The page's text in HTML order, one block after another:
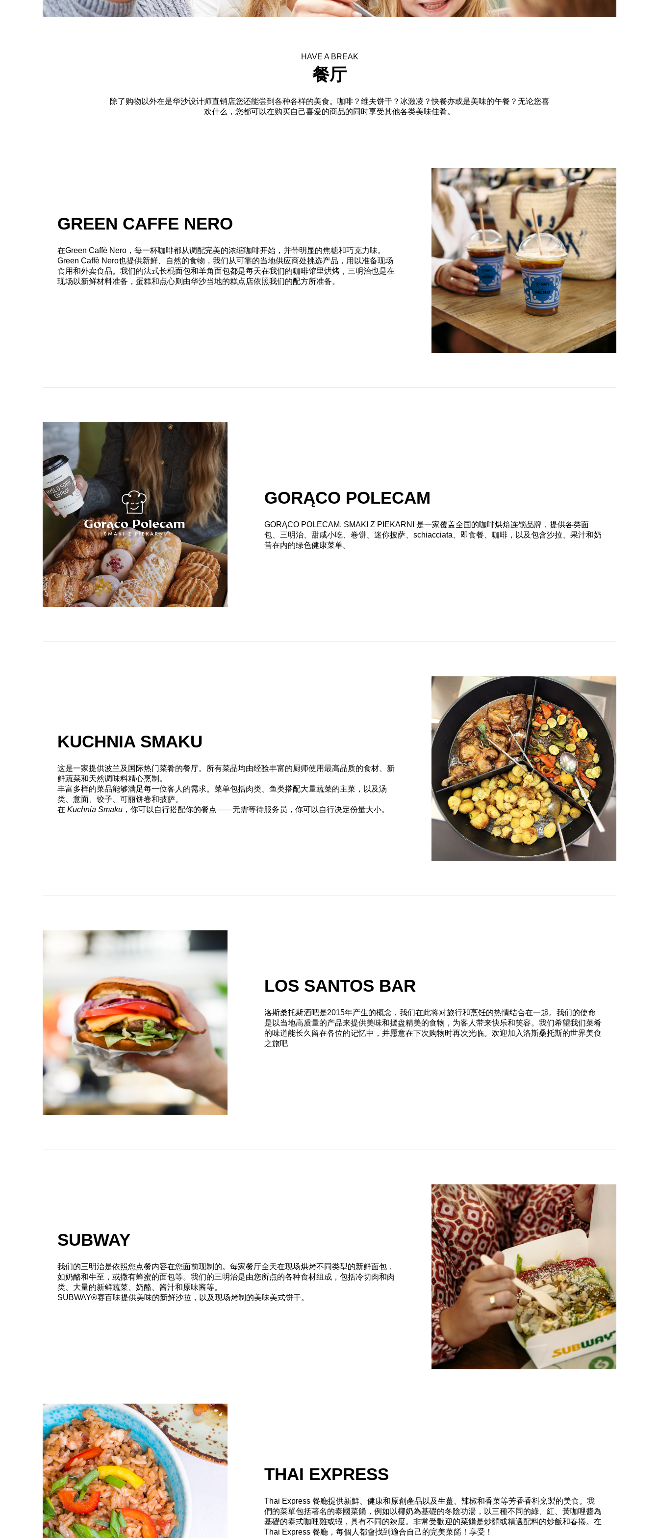
HAVE A BREAK
餐厅
除了购物以外在是华沙设计师直销店您还能尝到各种各样的美食。咖啡？维夫饼干？冰激凌？快餐亦或是美味的午餐？无论您喜
欢什么，您都可以在购买自己喜爱的商品的同时享受其他各类美味佳肴。
GREEN CAFFE NERO
在Green Caffè Nero，每一杯咖啡都从调配完美的浓缩咖啡开始，并带明显的焦糖和巧克力味。
Green Caffè Nero也提供新鲜、自然的食物，我们从可靠的当地供应商处挑选产品，用以准备现场
食用和外卖食品。我们的法式长棍面包和羊角面包都是每天在我们的咖啡馆里烘烤，三明治也是在
现场以新鲜材料准备，蛋糕和点心则由华沙当地的糕点店依照我们的配方所准备。
GORĄCO POLECAM
GORĄCO POLECAM. SMAKI Z PIEKARNI
是一家覆盖全国的咖啡烘焙连锁品牌，提供各类面
包、三明治、甜咸小吃、卷饼、迷你披萨、schiacciata、即食餐、咖啡，以及包含沙拉、果汁和奶
昔在内的绿色健康菜单。
KUCHNIA SMAKU
这是一家提供波兰及国际热门菜肴的餐厅。所有菜品均由经验丰富的厨师使用最高品质的食材、新
鲜蔬菜和天然调味料精心烹制。
丰富多样的菜品能够满足每一位客人的需求。菜单包括肉类、鱼类搭配大量蔬菜的主菜，以及汤
类、意面、饺子、可丽饼卷和披萨。
在 Kuchnia Smaku ，你可以自行搭配你的餐点——无需等待服务员，你可以自行决定份量大小。
LOS SANTOS BAR
洛斯桑托斯酒吧是2015年产生的概念，我们在此将对旅行和烹饪的热情结合在一起。我们的使命
是以当地高质量的产品来提供美味和摆盘精美的食物，为客人带来快乐和笑容。我们希望我们菜肴
的味道能长久留在各位的记忆中，并愿意在下次购物时再次光临。欢迎加入洛斯桑托斯的世界美食
之旅吧
SUBWAY
我们的三明治是依照您点餐内容在您面前现制的。每家餐厅全天在现场烘烤不同类型的新鲜面包，
如奶酪和牛至，或撒有蜂蜜的面包等。我们的三明治是由您所点的各种食材组成，包括冷切肉和肉
类、大量的新鲜蔬菜、奶酪、酱汁和原味酱等。
SUBWAY®赛百味提供美味的新鲜沙拉，以及现场烤制的美味美式饼干。
THAI EXPRESS
Thai Express 餐廳提供新鮮、健康和原創產品以及生薑、辣椒和香菜等芳香香料烹製的美食。我
們的菜單包括著名的泰國菜餚，例如以椰奶為基礎的冬陰功湯，以三種不同的綠、紅、黃咖哩醬為
基礎的泰式咖哩雞或蝦，具有不同的辣度。非常受歡迎的菜餚是炒麵或精選配料的炒飯和春捲。在
Thai Express 餐廳，每個人都會找到適合自己的完美菜餚！享受！